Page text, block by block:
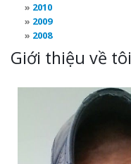
2010
2009
2008
Giới thiệu về tôi